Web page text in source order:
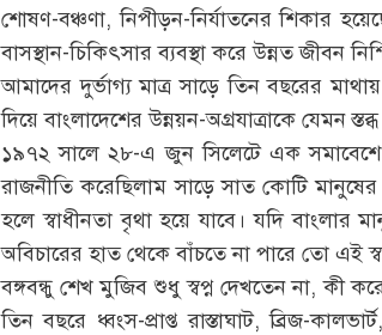
শোষণ-বঞ্চণা, নিপীড়ন-নির্যাতনের শিকার
বাসস্থান-চিকিৎসার ব্যবস্থা করে উন্নত জীবন
আমাদের দুর্ভাগ্য মাত্র সাড়ে তিন বছরের
দিয়ে বাংলাদেশের উন্নয়ন-অগ্রযাত্রাকে যেমন
১৯৭২ সালে ২৮-এ জুন সিলেটে এক সমাবেশে
রাজনীতি করেছিলাম সাড়ে সাত কোটি
হলে স্বাধীনতা বৃথা হয়ে যাবে। যদি
অবিচারের হাত থেকে বাঁচতে না পারে তো এই
বঙ্গবন্ধু শেখ মুজিব শুধু স্বপ্ন দেখতেন না, কী
তিন বছরে ধ্বংস-প্রাপ্ত রাস্তাঘাট, ব্রিজ-